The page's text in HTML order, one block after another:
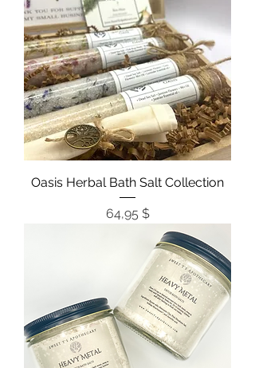
Oasis Herbal Bath Salt Collection
Цена
64,95 $